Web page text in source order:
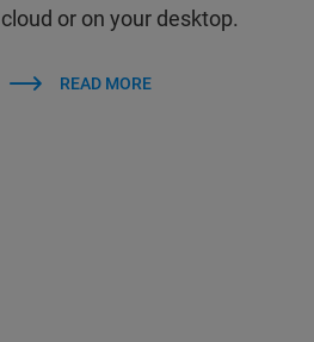
cloud or on your desktop.
READ MORE